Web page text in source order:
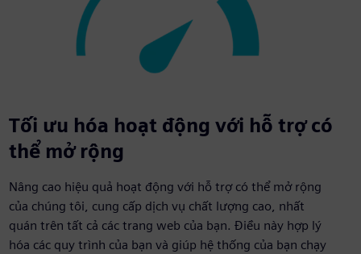
Tối ưu hóa hoạt động với hỗ trợ có
thể mở rộng
Nâng cao hiệu quả hoạt động với hỗ trợ có thể mở rộng
của chúng tôi, cung cấp dịch vụ chất lượng cao, nhất
quán trên tất cả các trang web của bạn. Điều này hợp lý
hóa các quy trình của bạn và giúp hệ thống của bạn chạy